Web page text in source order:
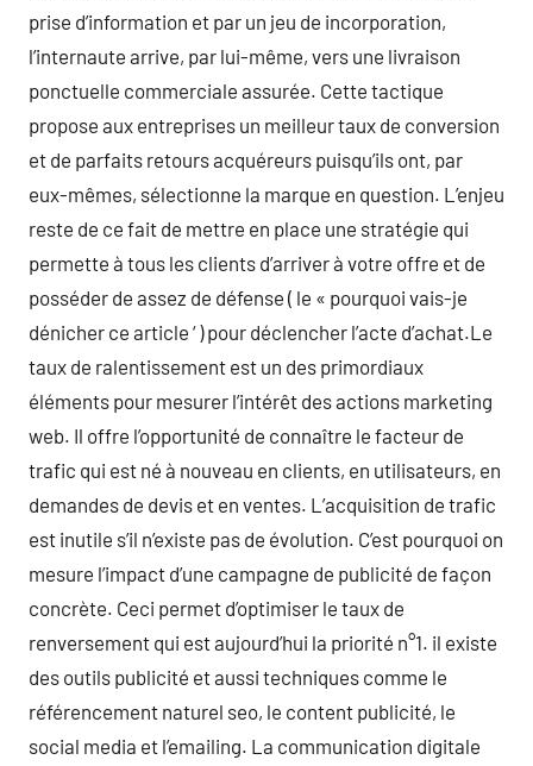
prise d’information et par un jeu de incorporation,
l’internaute arrive, par lui-même, vers une livraison
ponctuelle commerciale assurée. Cette tactique
propose aux entreprises un meilleur taux de conversion
et de parfaits retours acquéreurs puisqu’ils ont, par
eux-mêmes, sélectionne la marque en question. L’enjeu
reste de ce fait de mettre en place une stratégie qui
permette à tous les clients d’arriver à votre offre et de
posséder de assez de défense ( le « pourquoi vais-je
dénicher ce article ‘ ) pour déclencher l’acte d’achat.Le
taux de ralentissement est un des primordiaux
éléments pour mesurer l’intérêt des actions marketing
web. Il offre l’opportunité de connaître le facteur de
trafic qui est né à nouveau en clients, en utilisateurs, en
demandes de devis et en ventes. L’acquisition de trafic
est inutile s’il n’existe pas de évolution. C’est pourquoi on
mesure l’impact d’une campagne de publicité de façon
concrète. Ceci permet d’optimiser le taux de
renversement qui est aujourd’hui la priorité n°1. il existe
des outils publicité et aussi techniques comme le
référencement naturel seo, le content publicité, le
social media et l’emailing. La communication digitale